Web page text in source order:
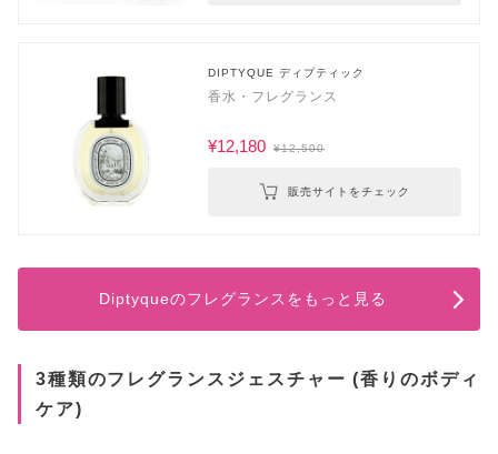
DIPTYQUE ディプティック
香水・フレグランス
¥12,180 ¥12,500
販売サイトをチェック
Diptyqueのフレグランスをもっと見る
3種類のフレグランスジェスチャー (香りのボディ
ケア)